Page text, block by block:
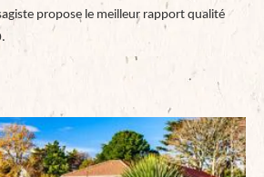
propose le meilleur rapport qualité